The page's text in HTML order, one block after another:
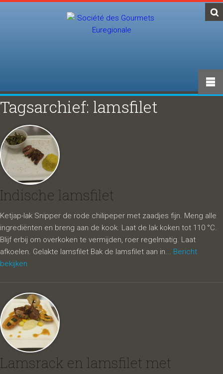
Tagsarchief: lamsfilet
Indische lamsfilet
Ketjap-lak Snipper de rode chilipeper met zaadjes fijn. Meng alle
ingrediënten en breng aan de kook. Laat de lak koken tot 110 °C.
Blijf erbij om overkoken te vermijden, roer regelmatig. Laat
afkoelen. Gelakte lamsfilet Bak de lamsfilet aan in... Bericht
bekijken
Lamsrack en lamsfilet met